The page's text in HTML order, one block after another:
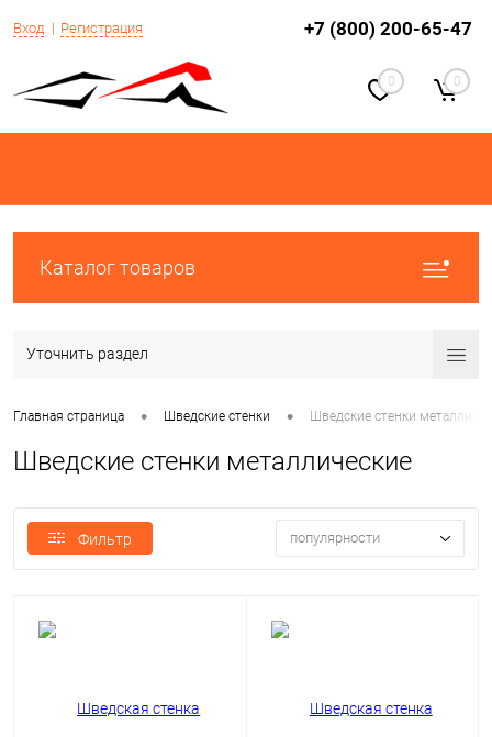
Вход Регистрация +7 (800) 200-65-47
0 0
Каталог товаров
Уточнить раздел
Главная страница • Шведские стенки • Шведские стенки
Шведские стенки металлические
Фильтр популярности